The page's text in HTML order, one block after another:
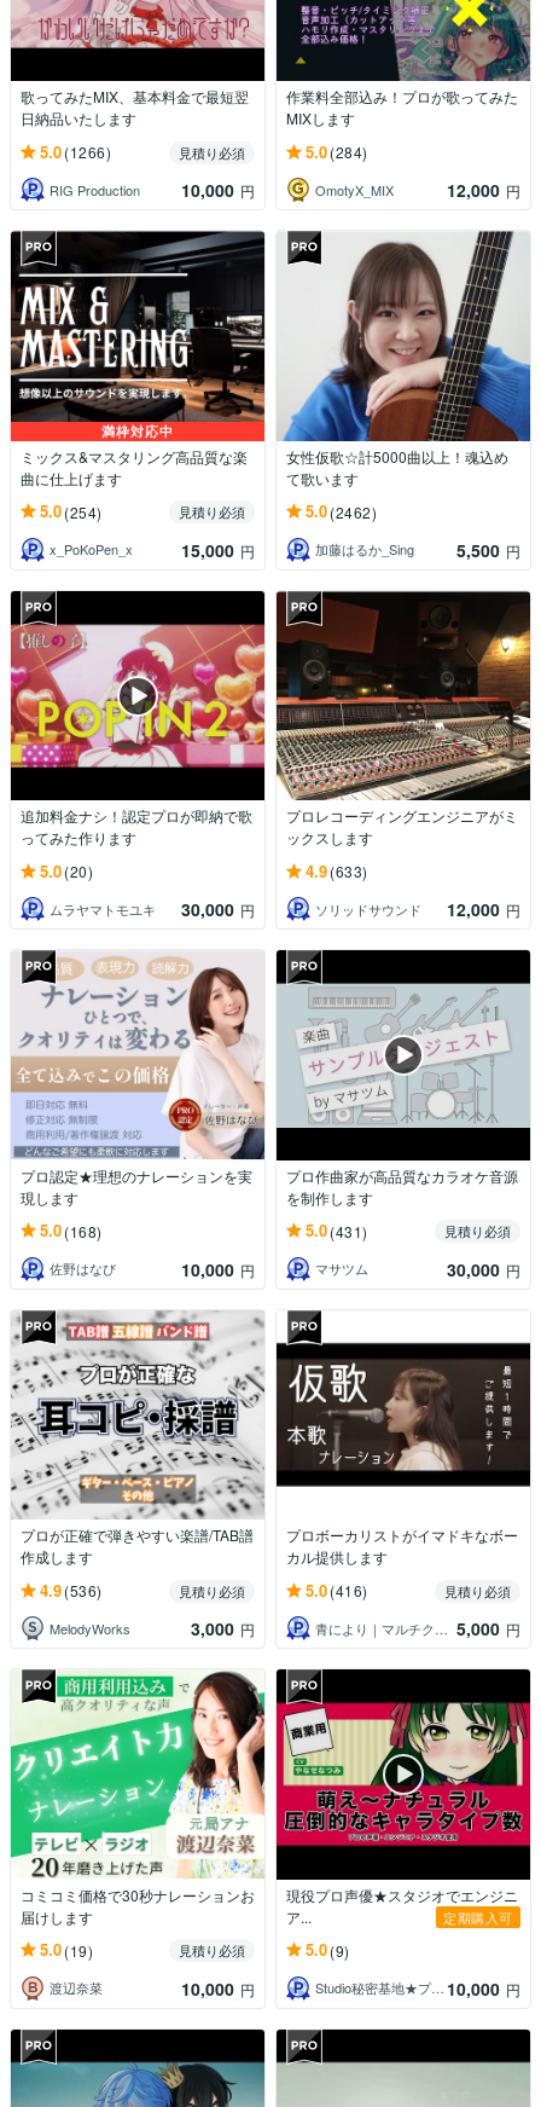
歌ってみたMIX、基本料金で最短翌
日納品いたします
5.0(1266)
見積り必須
RIG Production
10,000 円
作業料全部込み！プロが歌ってみた
MIXします
5.0(284)
OmotyX_MIX 12,000 円
満枠対応中
ミックス&マスタリング高品質な楽
曲に仕上げます
5.0(254)
見積り必須
x_PoKoPen_x
15,000 円
女性仮歌☆計5000曲以上！魂込め
て歌います
5.0(2462)
加藤はるか_Sing 5,500 円
追加料金ナシ！認定プロが即納で歌
ってみた作ります
5.0(20)
ムラヤマトモユキ 30,000 円
プロレコーディングエンジニアがミ
ックスします
4.9(633)
ソリッドサウンド 12,000 円
プロ認定★理想のナレーションを実
現します
5.0(168)
佐野はなび 10,000 円
プロ作曲家が高品質なカラオケ音源
を制作します
5.0(431)
見積り必須
マサツム
30,000 円
プロが正確で弾きやすい楽譜/TAB譜
作成します
4.9(536)
見積り必須
MelodyWorks
3,000 円
プロボーカリストがイマドキなボー
カル提供します
5.0(416)
見積り必須
青により｜マルチクリエイター
5,000 円
コミコミ価格で30秒ナレーションお
届けします
5.0(19)
見積り必須
渡辺奈菜
10,000 円
現役プロ声優★スタジオでエンジニ
ア...
定期購入可
5.0(9)
Studio秘密基地★プロ声優＆プロ集団 10,000 円